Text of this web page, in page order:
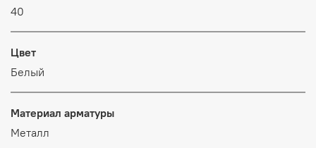
40
Цвет
Белый
Материал арматуры
Металл